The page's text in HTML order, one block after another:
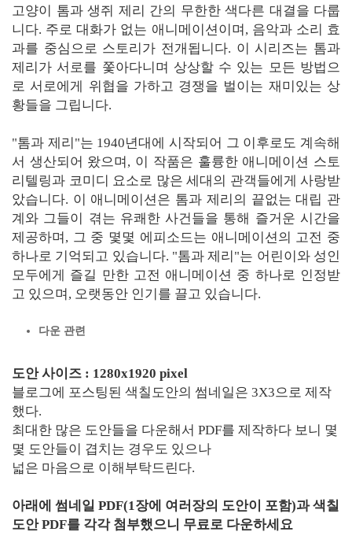
고양이 톰과 생쥐 제리 간의 무한한 색다른 대결을 다룹
니다. 주로 대화가 없는 애니메이션이며, 음악과 소리 효
과를 중심으로 스토리가 전개됩니다. 이 시리즈는 톰과
제리가 서로를 쫓아다니며 상상할 수 있는 모든 방법으
로 서로에게 위협을 가하고 경쟁을 벌이는 재미있는 상
황들을 그립니다.
"톰과 제리"는 1940년대에 시작되어 그 이후로도 계속해
서 생산되어 왔으며, 이 작품은 훌륭한 애니메이션 스토
리텔링과 코미디 요소로 많은 세대의 관객들에게 사랑받
았습니다. 이 애니메이션은 톰과 제리의 끝없는 대립 관
계와 그들이 겪는 유쾌한 사건들을 통해 즐거운 시간을
제공하며, 그 중 몇몇 에피소드는 애니메이션의 고전 중
하나로 기억되고 있습니다. "톰과 제리"는 어린이와 성인
모두에게 즐길 만한 고전 애니메이션 중 하나로 인정받
고 있으며, 오랫동안 인기를 끌고 있습니다.
다운 관련
도안 사이즈 : 1280x1920 pixel
블로그에 포스팅된 색칠도안의 썸네일은 3X3으로 제작
했다.
최대한 많은 도안들을 다운해서 PDF를 제작하다 보니 몇
몇 도안들이 겹치는 경우도 있으나
넓은 마음으로 이해부탁드린다.
아래에 썸네일 PDF(1장에 여러장의 도안이 포함)과 색칠
도안 PDF를 각각 첨부했으니 무료로 다운하세요